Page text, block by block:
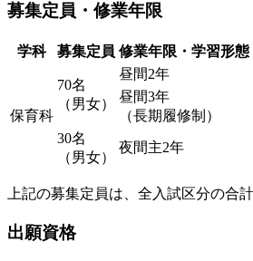
募集定員・修業年限
学科 募集定員 修業年限・学習形態
保育科
70名
（男女）
昼間2年
昼間3年
（長期履修制）
30名
（男女）
夜間主2年
上記の募集定員は、全入試区分の合計
出願資格